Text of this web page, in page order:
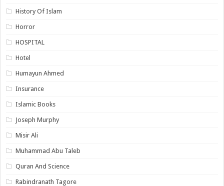
History Of Islam
Horror
HOSPITAL
Hotel
Humayun Ahmed
Insurance
Islamic Books
Joseph Murphy
Misir Ali
Muhammad Abu Taleb
Quran And Science
Rabindranath Tagore